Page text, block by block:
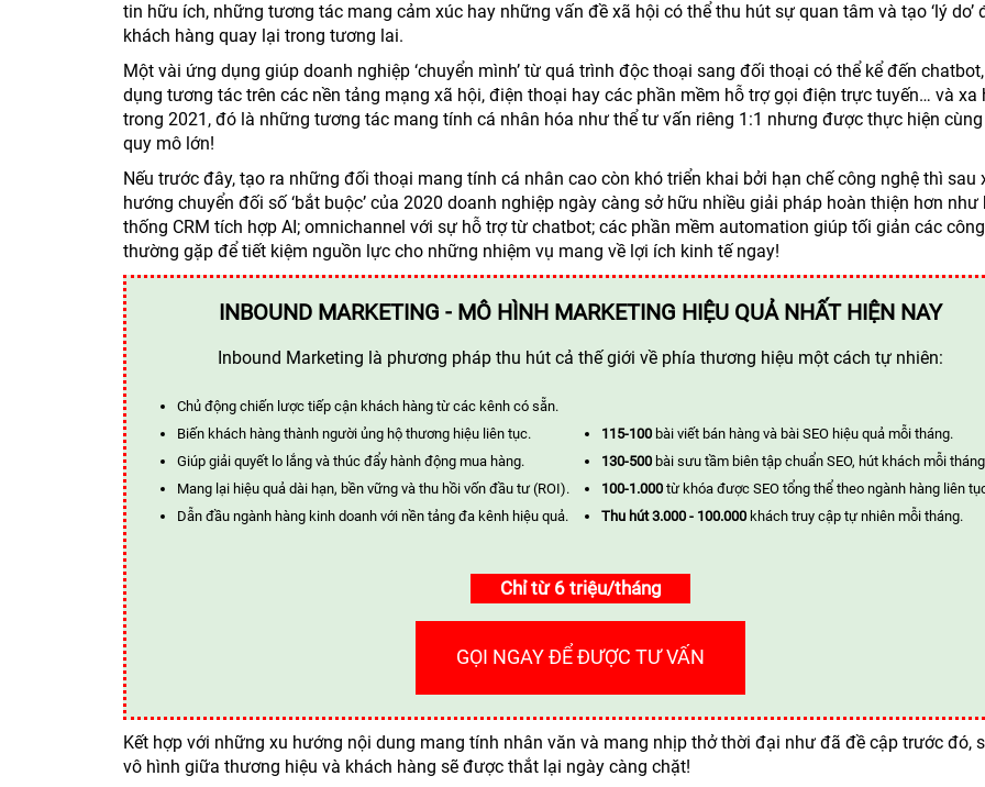
tin hữu ích, những tương tác mang cảm xúc hay những vấn đề xã hội có thể thu hút sự quan tâm và tạo ‘lý do’
khách hàng quay lại trong tương lai.
Một vài ứng dụng giúp doanh nghiệp ‘chuyển mình’ từ quá trình độc thoại sang đối thoại có thể kể đến
dụng tương tác trên các nền tảng mạng xã hội, điện thoại hay các phần mềm hỗ trợ gọi điện trực tuyến… và xa
trong 2021, đó là những tương tác mang tính cá nhân hóa như thể tư vấn riêng 1:1 nhưng được thực hiện
quy mô lớn!
Nếu trước đây, tạo ra những đối thoại mang tính cá nhân cao còn khó triển khai bởi hạn chế công nghệ thì sau
hướng chuyển đối số ‘bắt buộc’ của 2020 doanh nghiệp ngày càng sở hữu nhiều giải pháp hoàn thiện hơn như
thống CRM tích hợp AI; omnichannel với sự hỗ trợ từ chatbot; các phần mềm automation giúp tối giản các
thường gặp để tiết kiệm nguồn lực cho những nhiệm vụ mang về lợi ích kinh tế ngay!
INBOUND MARKETING - MÔ HÌNH MARKETING HIỆU QUẢ NHẤT HIỆN NAY
Inbound Marketing là phương pháp thu hút cả thế giới về phía thương hiệu một cách tự nhiên:
Chủ động chiến lược tiếp cận khách hàng từ các kênh có sẵn.
Biến khách hàng thành người ủng hộ thương hiệu liên tục.
Giúp giải quyết lo lắng và thúc đẩy hành động mua hàng.
Mang lại hiệu quả dài hạn, bền vững và thu hồi vốn đầu tư (ROI).
Dẫn đầu ngành hàng kinh doanh với nền tảng đa kênh hiệu quả.
115-100 bài viết bán hàng và bài SEO hiệu quả mỗi tháng.
130-500 bài sưu tầm biên tập chuẩn SEO, hút khách mỗi
100-1.000 từ khóa được SEO tổng thể theo ngành hàng liên
Thu hút 3.000 - 100.000 khách truy cập tự nhiên mỗi tháng.
Chỉ từ 6 triệu/tháng
GỌI NGAY ĐỂ ĐƯỢC TƯ VẤN
Kết hợp với những xu hướng nội dung mang tính nhân văn và mang nhịp thở thời đại như đã đề cập trước đó,
vô hình giữa thương hiệu và khách hàng sẽ được thắt lại ngày càng chặt!